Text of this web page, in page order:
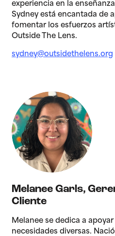
experiencia en la
Sydney está encantada de
fomentar los esfuerzos
Outside The Lens.
sydney@outsidethelens.org
Melanee Garls,
Cliente
Melanee se dedica a
necesidades diversas.